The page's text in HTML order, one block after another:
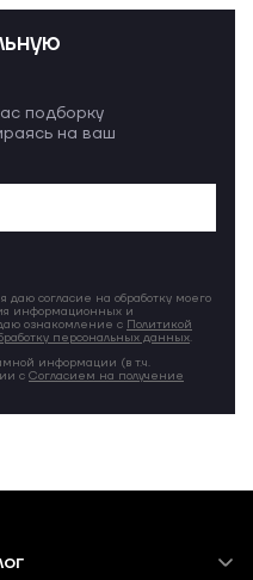
подборку
на ваш
даю согласие на обработку моего
информационных и
ознакомление с Политикой
персональных данных.
информации (в т.ч.
с Согласием на получение